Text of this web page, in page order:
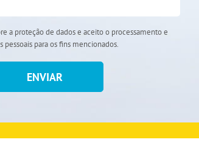
a proteção de dados e aceito o processamento e
pessoais para os fins mencionados.
ENVIAR